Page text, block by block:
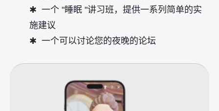
一个 "睡眠 "讲习班，提供一系列简单的实
施建议
一个可以讨论您的夜晚的论坛